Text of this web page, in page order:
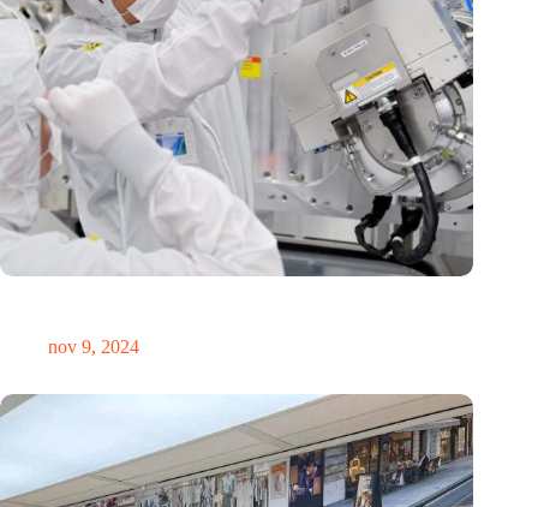
nov 9, 2024